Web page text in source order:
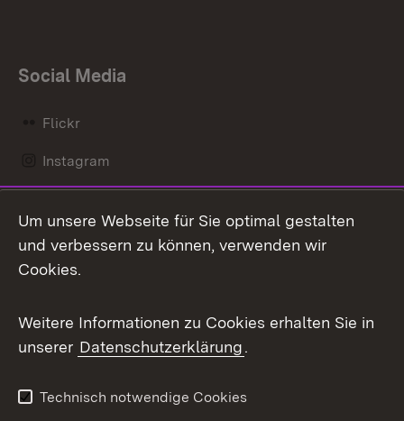
Social Media
Flickr
Instagram
Mastodon
Messenger
Social Wall
X / Twitter
Youtube
Um unsere Webseite für Sie optimal gestalten
und verbessern zu können, verwenden wir
Cookies.
Weitere Informationen zu Cookies erhalten Sie in
unserer Datenschutzerklärung.
Technisch notwendige Cookies